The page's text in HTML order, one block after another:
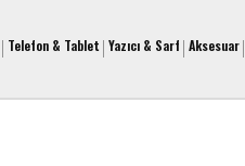
Telefon & Tablet Yazıcı & Sarf Aksesuar